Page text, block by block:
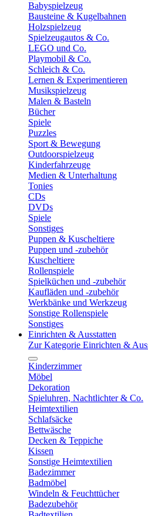
Babyspielzeug
Bausteine & Kugelbahnen
Holzspielzeug
Spielzeugautos & Co.
LEGO und Co.
Playmobil & Co.
Schleich & Co.
Lernen & Experimentieren
Musikspielzeug
Malen & Basteln
Bücher
Spiele
Puzzles
Sport & Bewegung
Outdoorspielzeug
Kinderfahrzeuge
Medien & Unterhaltung
Tonies
CDs
DVDs
Spiele
Sonstiges
Puppen & Kuscheltiere
Puppen und -zubehör
Kuscheltiere
Rollenspiele
Spielküchen und -zubehör
Kaufläden und -zubehör
Werkbänke und Werkzeug
Sonstige Rollenspiele
Sonstiges
Einrichten & Ausstatten
Zur Kategorie Einrichten &
Kinderzimmer
Möbel
Dekoration
Spieluhren, Nachtlichter & Co.
Heimtextilien
Schlafsäcke
Bettwäsche
Decken & Teppiche
Kissen
Sonstige Heimtextilien
Badezimmer
Badmöbel
Windeln & Feuchttücher
Badezubehör